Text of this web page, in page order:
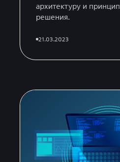
архитектуру и
решения.
21.03.2023